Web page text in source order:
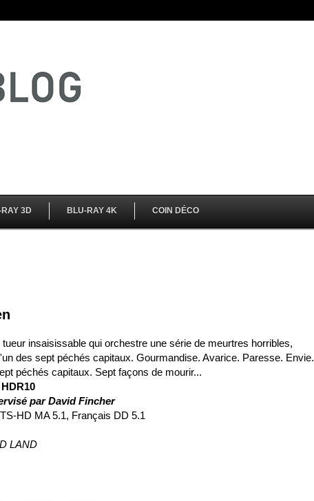
3D BLU-RAY 4K COIN DÉCO
insaisissable qui orchestre une série de meurtres horribles,
des sept péchés capitaux. Gourmandise. Avarice. Paresse. Envie.
péchés capitaux. Sept façons de mourir...
HDR10
par David Fincher
HD MA 5.1, Français DD 5.1
LAND